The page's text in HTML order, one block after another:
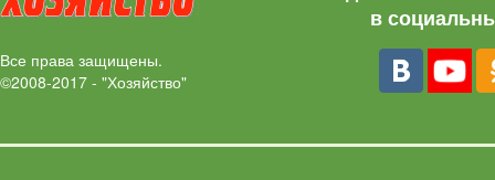
Все права защищены.
©2008-2017 - "Хозяйство"
в